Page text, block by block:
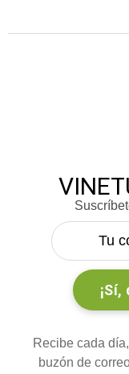
Recibe cada
buzón de